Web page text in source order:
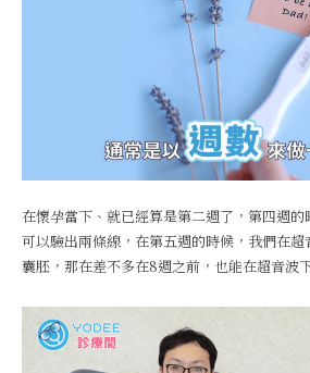
在懷孕當下、就已經算是第二週了，第四週
可以驗出兩條線，在第五週的時候，我們在
囊胚，那在差不多在8週之前，也能在超音波